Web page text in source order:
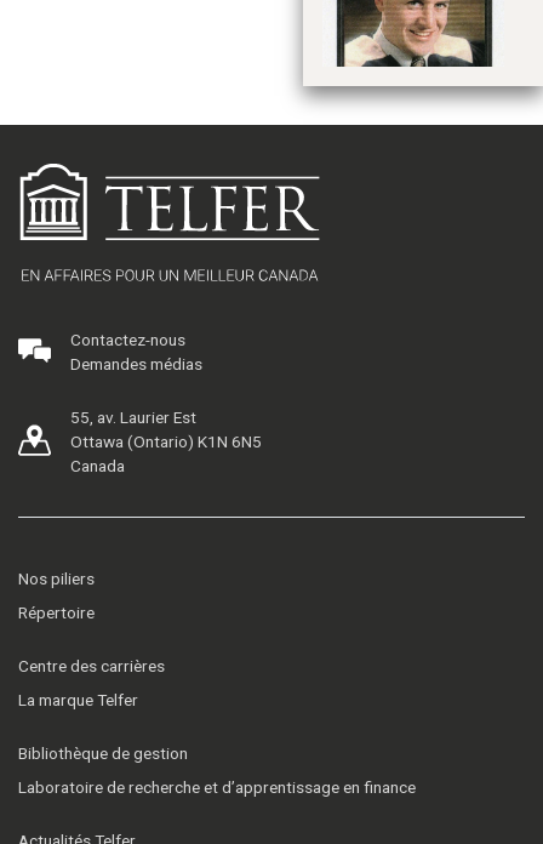
Contactez-nous
Demandes médias
55, av. Laurier Est
Ottawa (Ontario) K1N 6N5
Canada
Nos piliers
Répertoire
Centre des carrières
La marque Telfer
Bibliothèque de gestion
Laboratoire de recherche et d’apprentissage en finance